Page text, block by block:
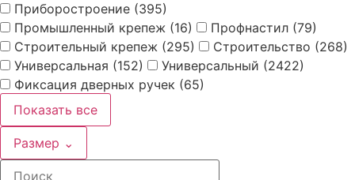
Приборостроение (395)
Промышленный крепеж (16) Профнастил (79)
Строительный крепеж (295) Строительство (268)
Универсальная (152) Универсальный (2422)
Фиксация дверных ручек (65)
Показать все
Размер ⌄